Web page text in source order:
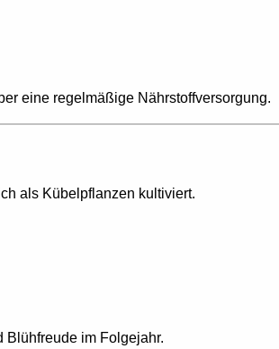
eine regelmäßige Nährstoffversorgung.
als Kübelpflanzen kultiviert.
Blühfreude im Folgejahr.